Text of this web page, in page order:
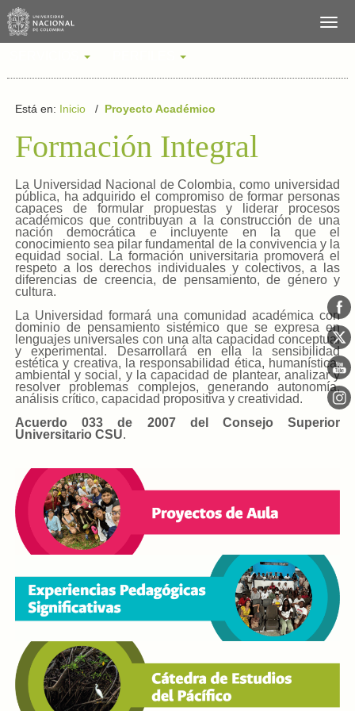
Está en: Inicio/ Proyecto Académico
Formación Integral
La Universidad Nacional de Colombia, como universidad
pública, ha adquirido el compromiso de formar personas
capaces de formular propuestas y liderar procesos
académicos que contribuyan a la construcción de una
nación democrática e incluyente en la que el
conocimiento sea pilar fundamental de la convivencia y la
equidad social. La formación universitaria promoverá el
respeto a los derechos individuales y colectivos, a las
diferencias de creencia, de pensamiento, de género y
cultura.
La Universidad formará una comunidad académica con
dominio de pensamiento sistémico que se expresa en
lenguajes universales con una alta capacidad conceptual
y experimental. Desarrollará en ella la sensibilidad
estética y creativa, la responsabilidad ética, humanística,
ambiental y social, y la capacidad de plantear, analizar y
resolver problemas complejos, generando autonomía,
análisis crítico, capacidad propositiva y creatividad.
Acuerdo 033 de 2007 del Consejo Superior
Universitario CSU.